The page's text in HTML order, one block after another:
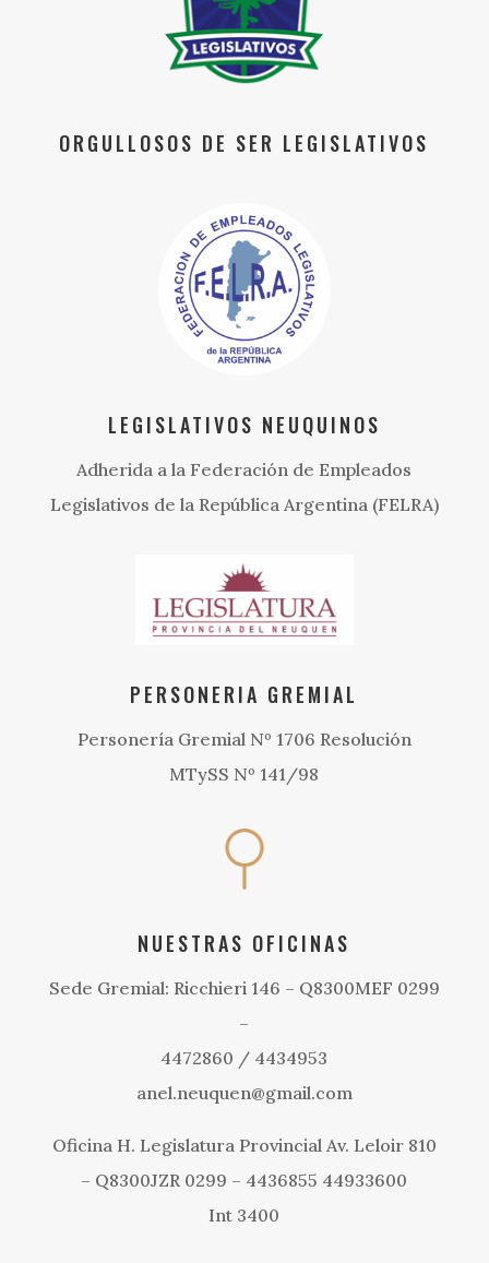
ORGULLOSOS DE SER LEGISLATIVOS
LEGISLATIVOS NEUQUINOS
Adherida a la Federación de Empleados
Legislativos de la República Argentina (FELRA)
PERSONERIA GREMIAL
Personería Gremial Nº 1706 Resolución
MTySS Nº 141/98
NUESTRAS OFICINAS
Sede Gremial: Ricchieri 146 – Q8300MEF 0299
–
4472860 / 4434953
anel.neuquen@gmail.com
Oficina H. Legislatura Provincial Av. Leloir 810
– Q8300JZR 0299 – 4436855 44933600
Int 3400